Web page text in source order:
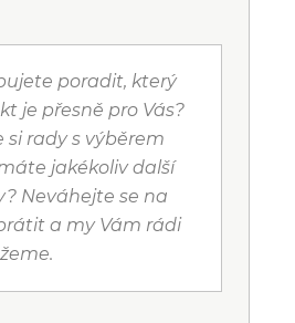
poradit, který
je přesně pro Vás?
si rady s výběrem
jakékoliv další
Neváhejte se na
a my Vám rádi